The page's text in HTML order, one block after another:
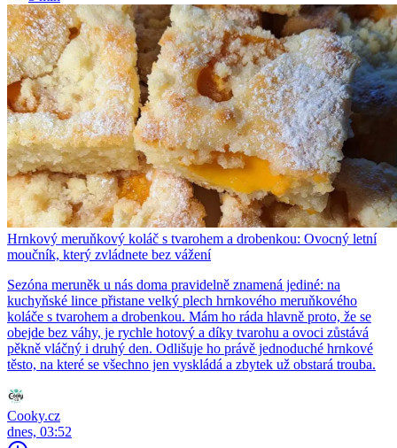
Hrnkový meruňkový koláč s tvarohem a drobenkou: Ovocný letní
moučník, který zvládnete bez vážení
Sezóna meruněk u nás doma pravidelně znamená jediné: na
kuchyňské lince přistane velký plech hrnkového meruňkového
koláče s tvarohem a drobenkou. Mám ho ráda hlavně proto, že se
obejde bez váhy, je rychle hotový a díky tvarohu a ovoci zůstává
pěkně vláčný i druhý den. Odlišuje ho právě jednoduché hrnkové
těsto, na které se všechno jen vyskládá a zbytek už obstará trouba.
Cooky.cz
dnes, 03:52